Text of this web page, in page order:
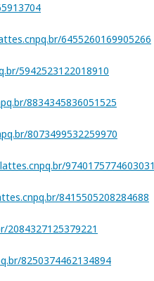
6455260169905266
5942523122018910
8834345836051525
8073499532259970
9740175774603031
8415505208284688
8250374462134894